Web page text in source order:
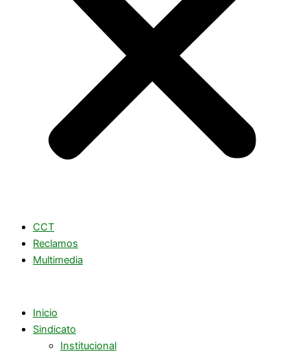
CCT
Reclamos
Multimedia
Inicio
Sindicato
Institucional